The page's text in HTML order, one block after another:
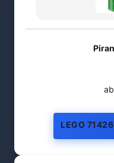
ab
LEGO